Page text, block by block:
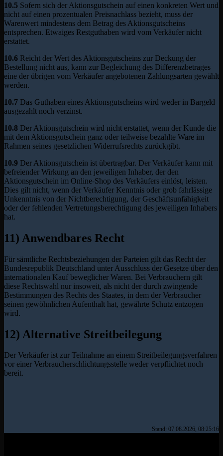
10.5 Sofern sich der Aktionsgutschein auf einen konkreten Wert und
nicht auf einen prozentualen Preisnachlass bezieht, muss der
Warenwert mindestens dem Betrag des Aktionsgutscheins
entsprechen. Etwaiges Restguthaben wird vom Verkäufer nicht
erstattet.
10.6 Reicht der Wert des Aktionsgutscheins zur Deckung der
Bestellung nicht aus, kann zur Begleichung des Differenzbetrages
eine der übrigen vom Verkäufer angebotenen Zahlungsarten gewählt
werden.
10.7 Das Guthaben eines Aktionsgutscheins wird weder in Bargeld
ausgezahlt noch verzinst.
10.8 Der Aktionsgutschein wird nicht erstattet, wenn der Kunde die
mit dem Aktionsgutschein ganz oder teilweise bezahlte Ware im
Rahmen seines gesetzlichen Widerrufsrechts zurückgibt.
10.9 Der Aktionsgutschein ist übertragbar. Der Verkäufer kann mit
befreiender Wirkung an den jeweiligen Inhaber, der den
Aktionsgutschein im Online-Shop des Verkäufers einlöst, leisten.
Dies gilt nicht, wenn der Verkäufer Kenntnis oder grob fahrlässige
Unkenntnis von der Nichtberechtigung, der Geschäftsunfähigkeit
oder der fehlenden Vertretungsberechtigung des jeweiligen Inhabers
hat.
11) Anwendbares Recht
Für sämtliche Rechtsbeziehungen der Parteien gilt das Recht der
Bundesrepublik Deutschland unter Ausschluss der Gesetze über den
internationalen Kauf beweglicher Waren. Bei Verbrauchern gilt
diese Rechtswahl nur insoweit, als nicht der durch zwingende
Bestimmungen des Rechts des Staates, in dem der Verbraucher
seinen gewöhnlichen Aufenthalt hat, gewährte Schutz entzogen
wird.
12) Alternative Streitbeilegung
Der Verkäufer ist zur Teilnahme an einem Streitbeilegungsverfahren
vor einer Verbraucherschlichtungsstelle weder verpflichtet noch
bereit.
Stand: 07.08.2026, 08:25:16